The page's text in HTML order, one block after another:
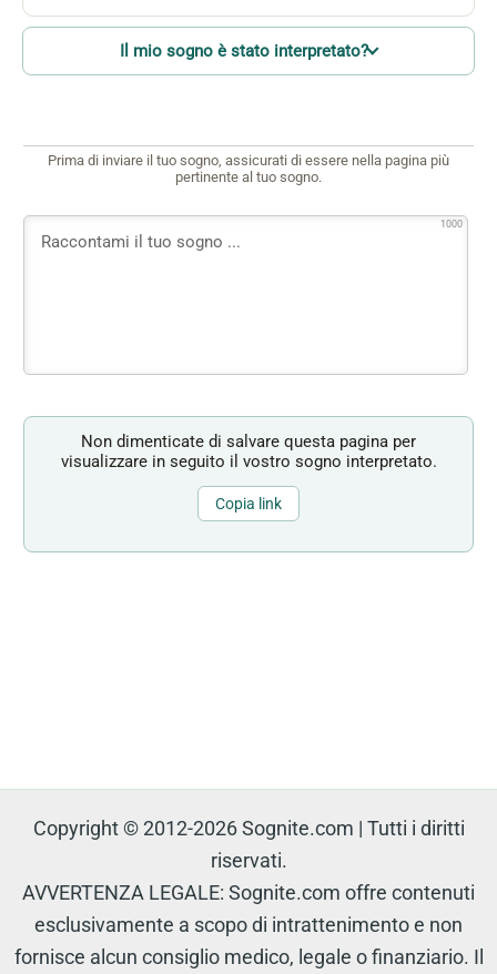
Il mio sogno è stato interpretato?
Prima di inviare il tuo sogno, assicurati di essere nella pagina più
pertinente al tuo sogno.
1000
Non dimenticate di salvare questa pagina per
visualizzare in seguito il vostro sogno interpretato.
Copia link
Copyright © 2012-2026 Sognite.com | Tutti i diritti
riservati.
AVVERTENZA LEGALE: Sognite.com offre contenuti
esclusivamente a scopo di intrattenimento e non
fornisce alcun consiglio medico, legale o finanziario. Il